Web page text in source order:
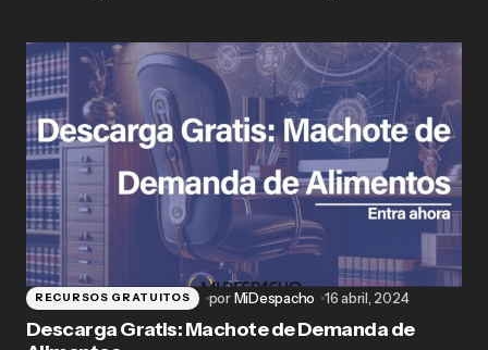
RECURSOS GRATUITOS porMiDespacho 16 abril, 2024
Descarga Gratis: Machote de Demanda de